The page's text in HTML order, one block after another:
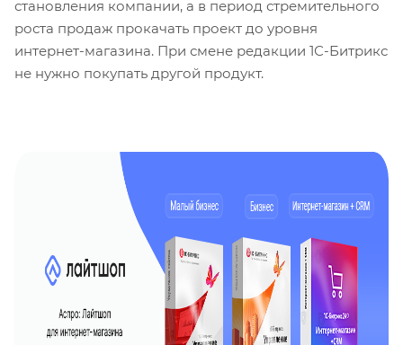
становления компании, а в период стремительного
роста продаж прокачать проект до уровня
интернет-магазина. При смене редакции 1С-Битрикс
не нужно покупать другой продукт.